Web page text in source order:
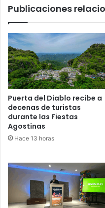
Estanzuelas
Publicaciones
Puerta del Diablo recibe a
decenas de turistas
durante las Fiestas
Agostinas
Hace 13 horas